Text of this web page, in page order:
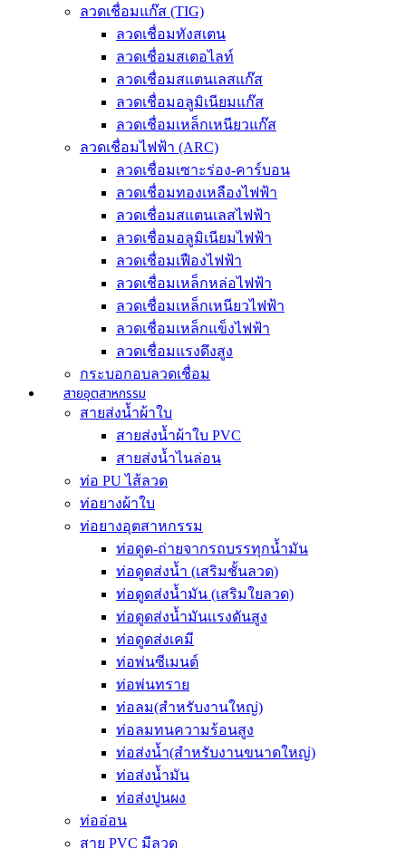
ลวดเชื่อมแก๊ส (TIG)
ลวดเชื่อมทังสเตน
ลวดเชื่อมสเตอไลท์
ลวดเชื่อมสแตนเลสแก๊ส
ลวดเชื่อมอลูมิเนียมแก๊ส
ลวดเชื่อมเหล็กเหนียวแก๊ส
ลวดเชื่อมไฟฟ้า (ARC)
ลวดเชื่อมเซาะร่อง-คาร์บอน
ลวดเชื่อมทองเหลืองไฟฟ้า
ลวดเชื่อมสแตนเลสไฟฟ้า
ลวดเชื่อมอลูมิเนียมไฟฟ้า
ลวดเชื่อมเฟืองไฟฟ้า
ลวดเชื่อมเหล็กหล่อไฟฟ้า
ลวดเชื่อมเหล็กเหนียวไฟฟ้า
ลวดเชื่อมเหล็กแข็งไฟฟ้า
ลวดเชื่อมแรงดึงสูง
กระบอกอบลวดเชื่อม
สายอุตสาหกรรม
สายส่งน้ำผ้าใบ
สายส่งน้ำผ้าใบ PVC
สายส่งน้ำไนล่อน
ท่อ PU ไส้ลวด
ท่อยางผ้าใบ
ท่อยางอุตสาหกรรม
ท่อดูด-ถ่ายจากรถบรรทุกน้ำมัน
ท่อดูดส่งน้ำ (เสริมชั้นลวด)
ท่อดูดส่งน้ำมัน (เสริมใยลวด)
ท่อดูดส่งน้ำมันเเรงดันสูง
ท่อดูดส่งเคมี
ท่อพ่นซีเมนต์
ท่อพ่นทราย
ท่อลม(สำหรับงานใหญ่)
ท่อลมทนความร้อนสูง
ท่อส่งน้ำ(สำหรับงานขนาดใหญ่)
ท่อส่งน้ำมัน
ท่อส่งปูนผง
ท่ออ่อน
สาย PVC มีลวด